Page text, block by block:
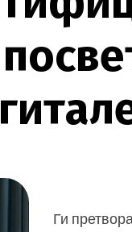
посве
гитал
Ги